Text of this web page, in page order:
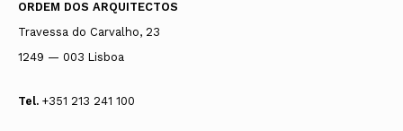
ORDEM DOS ARQUITECTOS
Travessa do Carvalho, 23
1249 — 003 Lisboa
Tel. +351 213 241 100